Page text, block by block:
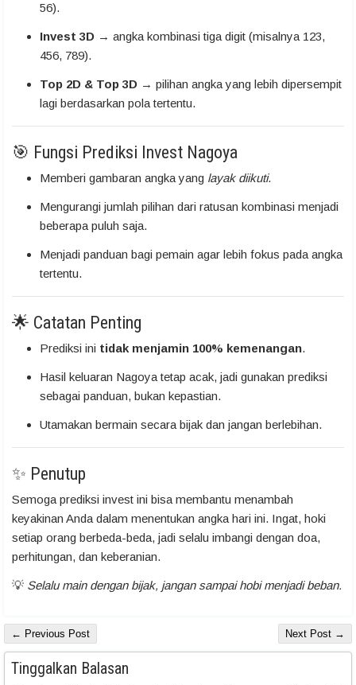
56).
Invest 3D → angka kombinasi tiga digit (misalnya 123,
456, 789).
Top 2D & Top 3D → pilihan angka yang lebih dipersempit
lagi berdasarkan pola tertentu.
🎯 Fungsi Prediksi Invest Nagoya
Memberi gambaran angka yang layak diikuti.
Mengurangi jumlah pilihan dari ratusan kombinasi menjadi
beberapa puluh saja.
Menjadi panduan bagi pemain agar lebih fokus pada angka
tertentu.
🌟 Catatan Penting
Prediksi ini tidak menjamin 100% kemenangan.
Hasil keluaran Nagoya tetap acak, jadi gunakan prediksi
sebagai panduan, bukan kepastian.
Utamakan bermain secara bijak dan jangan berlebihan.
✨ Penutup
Semoga prediksi invest ini bisa membantu menambah
keyakinan Anda dalam menentukan angka hari ini. Ingat, hoki
setiap orang berbeda-beda, jadi selalu imbangi dengan doa,
perhitungan, dan keberanian.
💡 Selalu main dengan bijak, jangan sampai hobi menjadi beban.
← Previous Post Next Post →
Tinggalkan Balasan